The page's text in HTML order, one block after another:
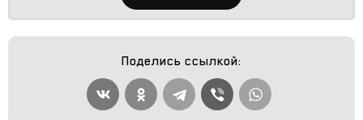
Поделись ссылкой: